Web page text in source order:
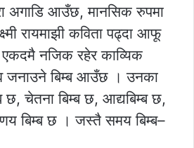
अगाडि आउँछ, मानसिक रुपमा
रायमाझी कविता पढ्दा आफू
नजिक रहेर काव्यिक
जनाउने बिम्ब आउँछ । उनका
छ, चेतना बिम्ब छ, आद्यबिम्ब छ,
बिम्ब छ । जस्तै समय बिम्ब–